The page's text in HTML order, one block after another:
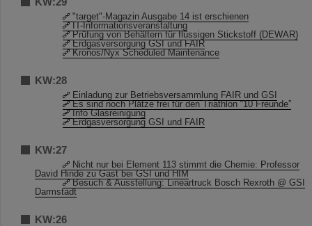
"target"-Magazin Ausgabe 14 ist erschienen
IT-Informationsveranstaltung
Prüfung von Behältern für flüssigen Stickstoff (DEWAR)
Erdgasversorgung GSI und FAIR
Kronos/Nyx Scheduled Maintenance
KW:28
Einladung zur Betriebsversammlung FAIR und GSI
Es sind noch Plätze frei für den Triathlon “10 Freunde”
Info Glasreinigung
Erdgasversorgung GSI und FAIR
KW:27
Nicht nur bei Element 113 stimmt die Chemie: Professor
David Hinde zu Gast bei GSI und HIM
Besuch & Ausstellung: Lineartruck Bosch Rexroth @ GSI
Darmstadt
KW:26